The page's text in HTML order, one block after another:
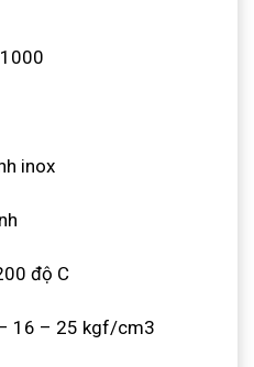
inox
độ C
16 – 25 kgf/cm3